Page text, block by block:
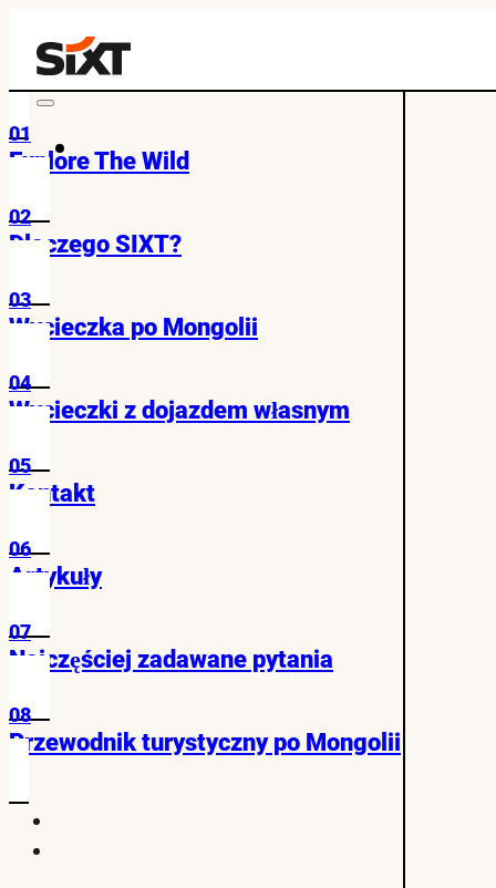
01
Explore The Wild
02
Dlaczego SIXT?
03
Wycieczka po Mongolii
04
Wycieczki z dojazdem własnym
05
Kontakt
06
Artykuły
07
Najczęściej zadawane pytania
08
Przewodnik turystyczny po Mongolii